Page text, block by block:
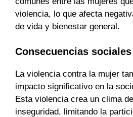
violencia, lo que afecta
de vida y bienestar general.
Consecuencias sociales
La violencia contra la mujer
impacto significativo en la
Esta violencia crea un clima
inseguridad, limitando la